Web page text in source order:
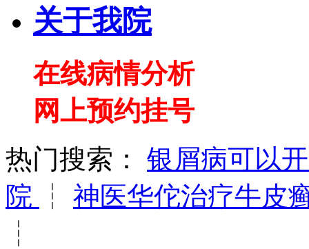
关于我院
在线病情分析
网上预约挂号
热门搜索：
银屑病可以
院
┆ 神医华佗治疗牛皮
┆